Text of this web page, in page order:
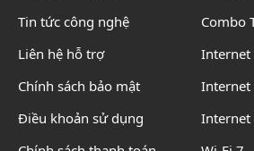
Tin tức công nghệ
Liên hệ hỗ trợ
Chính sách bảo mật
Điều khoản sử dụng
Combo
Internet
Internet
Internet